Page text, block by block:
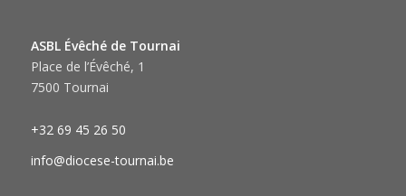
ASBL Évêché de Tournai
Place de l’Évêché, 1
7500 Tournai
+32 69 45 26 50
info@diocese-tournai.be